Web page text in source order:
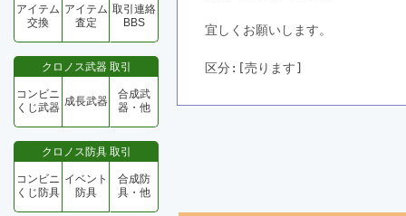
アイテム
交換
アイテム
査定
取引連絡
BBS
クロノス武器 取引
コンビニ
くじ武器 成長武器
合成武
器・他
クロノス防具 取引
コンビニ
くじ防具
イベント
防具
合成防
具・他
宜しくお願いします。
区分:[売ります]